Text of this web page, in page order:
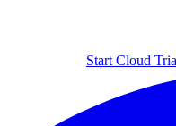
Start Cloud